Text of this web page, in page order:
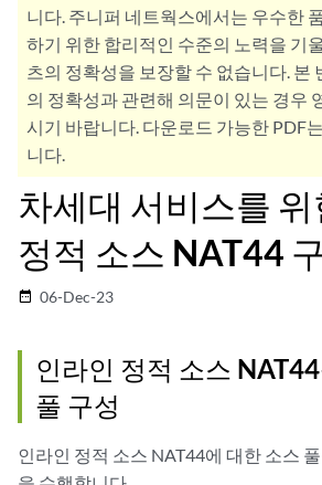
니다. 주니퍼 네트웍스에서는 우수한
하기 위한 합리적인 수준의 노력을 기
츠의 정확성을 보장할 수 없습니다. 본
의 정확성과 관련해 의문이 있는 경우
시기 바랍니다. 다운로드 가능한 PDF
니다.
차세대 서비스를
정적 소스 NAT44
date_range 06-Dec-23
인라인 정적 소스
풀 구성
인라인 정적 소스 NAT44에 대한 소스